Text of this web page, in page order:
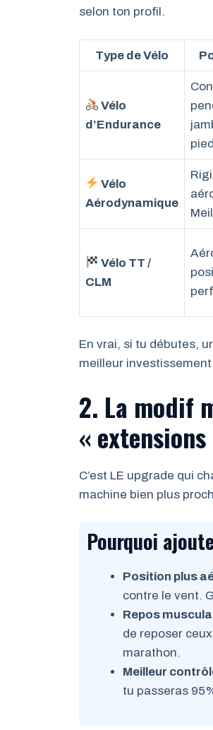
selon ton profil.
Type de Vélo
Vélo
d’Endurance
Vélo
Aérodynamique
Vélo TT /
CLM
En vrai, si tu débutes,
meilleur
2. La modif
«
C’est LE upgrade qui
machine bien plus
Pourquoi
Position plus
contre le vent.
Repos
de reposer
marathon.
Meilleur
tu passeras